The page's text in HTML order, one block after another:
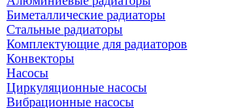
Биметаллические радиаторы
Стальные радиаторы
Комплектующие для радиаторов
Конвекторы
Насосы
Циркуляционные насосы
Вибрационные насосы